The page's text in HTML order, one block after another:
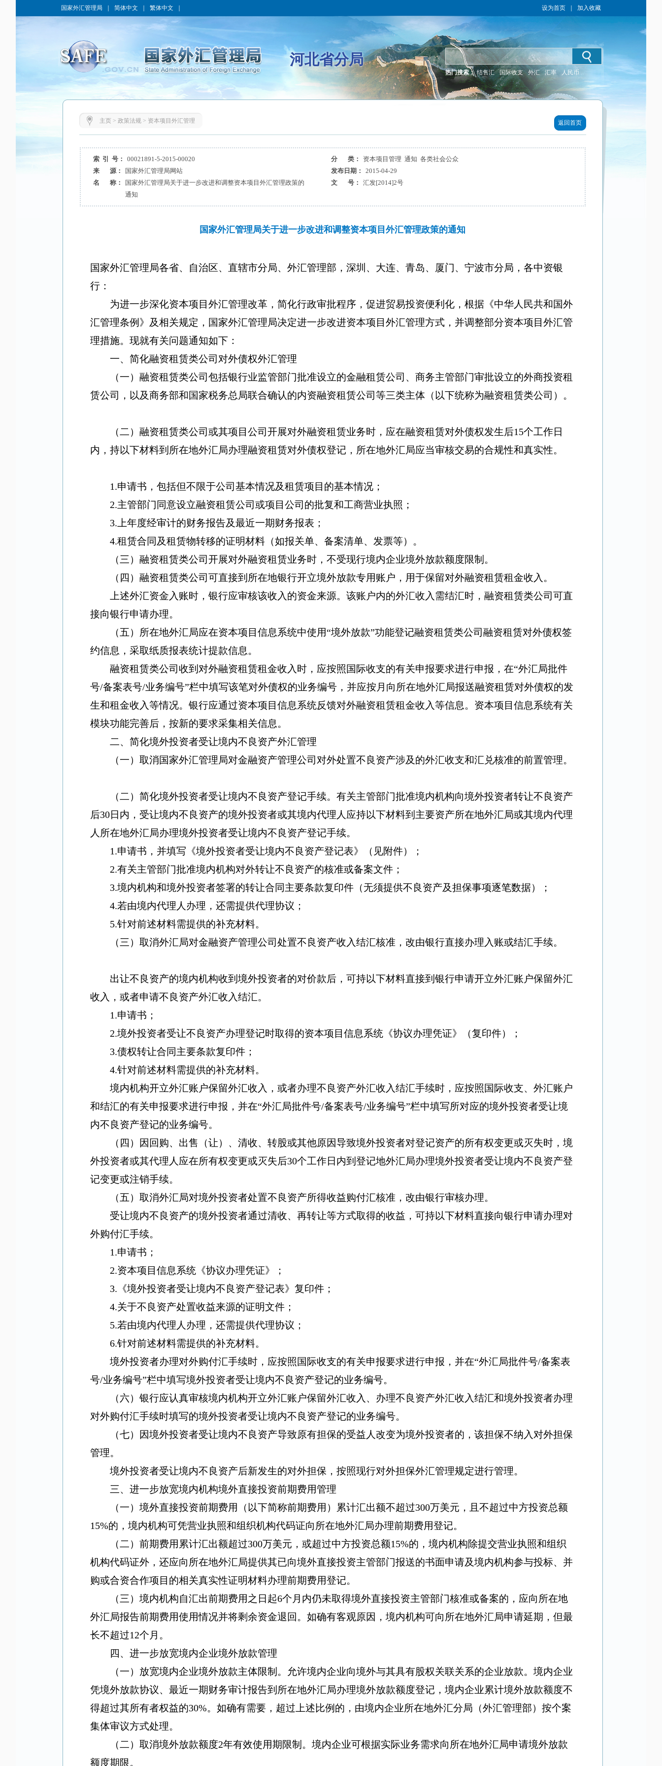
国家外汇管理局 简体中文 繁体中文 设为首页 加入收藏
河北省分局
热门搜索： 结售汇 国际收支 外汇 汇率 人民币
主页> 政策法规> 资本项目外汇管理 返回首页
索 引 号： 00021891-5-2015-00020 分 类：
资本项目管理 通知 各类社会公众
来 源：
国家外汇管理局网站 发布日期：
2015-04-29
名 称：
国家外汇管理局关于进一步改进和调整资本项目外汇管理政策的
通知
文 号： 汇发[2014]2号
国家外汇管理局关于进一步改进和调整资本项目外汇管理政策的通知
国家外汇管理局各省、自治区、直辖市分局、外汇管理部，深圳、大连、青岛、厦门、宁波市分局，各中资银
行：
为进一步深化资本项目外汇管理改革，简化行政审批程序，促进贸易投资便利化，根据《中华人民共和国外
汇管理条例》及相关规定，国家外汇管理局决定进一步改进资本项目外汇管理方式，并调整部分资本项目外汇管
理措施。现就有关问题通知如下：
一、简化融资租赁类公司对外债权外汇管理
（一）融资租赁类公司包括银行业监管部门批准设立的金融租赁公司、商务主管部门审批设立的外商投资租
赁公司，以及商务部和国家税务总局联合确认的内资融资租赁公司等三类主体（以下统称为融资租赁类公司）。
（二） 融资租赁类公司或其项目公司开展对外融资租赁业务时，应在融资租赁对外债权发生后15个工作日
内，持以下材料到所在地外汇局办理融资租赁对外债权登记， 所在地外汇局应当审核交易的合规性和真实性。
1.申请书，包括但不限于公司基本情况及租赁项目的基本情况；
2.主管部门同意设立融资租赁公司或项目公司的批复和工商营业执照；
3. 上年度经审计的财务报告及最近一期财务报表；
4.租赁合同及租赁物转移的证明材料（如报关单、备案清单、发票等）。
（三）融资租赁类公司开展对外融资租赁业务时，不受现行境内企业境外放款额度限制。
（四） 融资租赁类公司 可直接到所在地银行开立境外放款专用账户，用于保留对外融资租赁租金收入。
上述外汇资金入账时，银行应审核该收入的资金来源。该账户内的外汇收入需结汇时，融资租赁类公司可直
接向银行申请办理。
（五）所在地外汇局应在资本项目信息系统中使用“境外放款”功能登记融资租赁类公司 融资租赁对外债权签
约信息，采取纸质报表统计提款信息。
融资租赁类公司收到对外融资租赁租金收入时，应按照国际收支的有关申报要求进行申报，在“外汇局批件
号/备案表号/业务编号”栏中填写该笔对外债权的业务编号，并应按月向所在地外汇局报送融资租赁对外债权的发
生和租金收入等情况。银行应通过资本项目信息系统反馈对外融资租赁租金收入等信息。资本项目信息系统有关
模块功能完善后，按新的要求采集相关信息。
二、简化境外投资者受让境内不良资产外汇管理
（一）取消国家外汇管理局对金融资产管理公司对外处置不良资产涉及的外汇收支和汇兑核准的前置管理。
（二）简化境外投资者受让境内不良资产登记手续。有关主管部门批准境内机构向境外投资者转让不良资产
后30日内，受让境内不良资产的境外投资者或其境内代理人应持以下材料到主要资产所在地外汇局或其境内代理
人所在地外汇局办理境外投资者受让境内不良资产登记手续。
1.申请书，并填写《境外投资者受让境内不良资产登记表》（见附件）；
2.有关主管部门批准境内机构对外转让不良资产的核准或备案文件；
3.境内机构和境外投资者签署的转让合同主要条款复印件（无须提供不良资产及担保事项逐笔数据）；
4.若由境内代理人办理，还需提供代理协议；
5.针对前述材料需提供的补充材料。
（三）取消外汇局对金融资产管理公司处置不良资产收入结汇核准，改由银行直接办理入账或结汇手续。
出让不良资产的境内机构收到境外投资者的对价款后，可持以下材料直接到银行申请开立外汇账户保留外汇
收入，或者申请不良资产外汇收入结汇。
1.申请书；
2.境外投资者受让不良资产办理登记时取得的资本项目信息系统《协议办理凭证》（复印件）；
3.债权转让合同主要条款复印件；
4.针对前述材料需提供的补充材料。
境内机构开立外汇账户保留外汇收入，或者办理不良资产外汇收入结汇手续时，应按照国际收支、外汇账户
和结汇的有关申报要求进行申报，并在“外汇局批件号/备案表号/业务编号”栏中填写所对应的境外投资者受让境
内不良资产登记的业务编号。
（四）因回购、出售（让）、清收、转股或其他原因导致境外投资者对登记资产的所有权变更或灭失时，境
外投资者或其代理人应在所有权变更或灭失后30个工作日内到登记地外汇局办理境外投资者受让境内不良资产登
记变更或注销手续。
（五）取消外汇局对境外投资者处置不良资产所得收益购付汇核准，改由银行审核办理。
受让境内不良资产的境外投资者通过清收、再转让等方式取得的收益，可持以下材料直接向银行申请办理对
外购付汇手续。
1.申请书；
2.资本项目信息系统《协议办理凭证》；
3. 《境外投资者受让境内不良资产登记表》复印件；
4.关于不良资产处置收益来源的证明文件；
5.若由境内代理人办理，还需提供代理协议；
6.针对前述材料需提供的补充材料。
境外投资者办理对外购付汇手续时，应按照国际收支的有关申报要求进行申报，并在“外汇局批件号/备案表
号/业务编号”栏中填写境外投资者受让境内不良资产登记的业务编号。
（六）银行应认真审核境内机构开立外汇账户保留外汇收入、办理不良资产外汇收入结汇和境外投资者办理
对外购付汇手续时填写的境外投资者受让境内不良资产登记的业务编号。
（七）因境外投资者受让境内不良资产导致原有担保的受益人改变为境外投资者的，该担保不纳入对外担保
管理。
境外投资者受让境内不良资产后新发生的对外担保，按照现行对外担保外汇管理规定进行管理。
三、进一步放宽境内机构境外直接投资前期费用管理
（一）境外直接投资前期费用（以下简称前期费用）累计汇出额不超过300万美元，且不超过中方投资总额
15%的，境内机构可凭营业执照和组织机构代码证向所在地外汇局办理前期费用登记。
（二）前期费用累计汇出额超过300万美元，或超过中方投资总额15%的，境内机构除提交营业执照和组织
机构代码证外，还应向所在地外汇局提供其已向境外直接投资主管部门报送的书面申请及境内机构参与投标、并
购或合资合作项目的相关真实性证明材料办理前期费用登记。
（三）境内机构自汇出前期费用之日起6个月内仍未取得境外直接投资主管部门核准或备案的，应向所在地
外汇局报告前期费用使用情况并将剩余资金退回。如确有客观原因，境内机构可向所在地外汇局申请延期，但最
长不超过12个月。
四、进一步放宽境内企业境外放款管理
（一）放宽境内企业境外放款主体限制。允许境内企业向境外与其具有股权关联关系的企业放款。境内企业
凭境外放款协议、最近一期财务审计报告到所在地外汇局办理境外放款额度登记，境内企业累计境外放款额度不
得超过其所有者权益的30%。如确有需要，超过上述比例的，由境内企业所在地外汇分局（外汇管理部）按个案
集体审议方式处理。
（二）取消境外放款额度2年有效使用期限制。境内企业可根据实际业务需求向所在地外汇局申请境外放款
额度期限。